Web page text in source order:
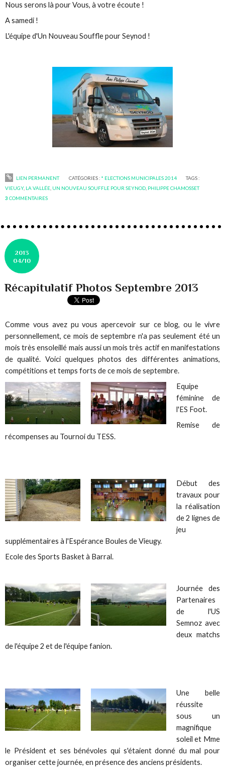
Nous serons là pour Vous, à votre écoute !
A samedi !
L'équipe d'Un Nouveau Souffle pour Seynod !
LIEN PERMANENT CATÉGORIES : * ELECTIONS MUNICIPALES 2014
TAGS :
VIEUGY, LA VALLÉE UN NOUVEAU SOUFFLE POUR SEYNOD PHILIPPE CHAMOSSET
3 COMMENTAIRES
2013
04/10
Récapitulatif Photos Septembre 2013
Comme vous avez pu vous apercevoir sur ce blog, ou le vivre
personnellement, ce mois de septembre n'a pas seulement été un
mois très ensoleillé mais aussi un mois très actif en manifestations
de qualité. Voici quelques photos des différentes animations,
compétitions et temps forts de ce mois de septembre.
Equipe
féminine de
l'ES Foot.
Remise de
récompenses au Tournoi du TESS.
Début des
travaux pour
la réalisation
de 2 lignes de
jeu
supplémentaires à l'Espérance Boules de Vieugy.
Ecole des Sports Basket à Barral.
Journée des
Partenaires
de l'US
Semnoz avec
deux matchs
de l'équipe 2 et de l'équipe fanion.
Une belle
réussite
sous un
magnifique
soleil et Mme
le Président et ses bénévoles qui s'étaient donné du mal pour
organiser cette journée, en présence des anciens présidents.